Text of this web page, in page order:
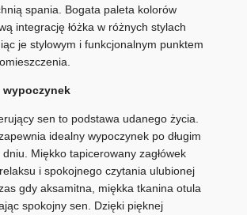
spania. Bogata paleta kolorów
integrację łóżka w różnych stylach
je stylowym i funkcjonalnym punktem
sen to podstawa udanego życia.
idealny wypoczynek po długim
Miękko tapicerowany zagłówek
i spokojnego czytania ulubionej
gdy aksamitna, miękka tkanina otula
spokojny sen. Dzięki pięknej